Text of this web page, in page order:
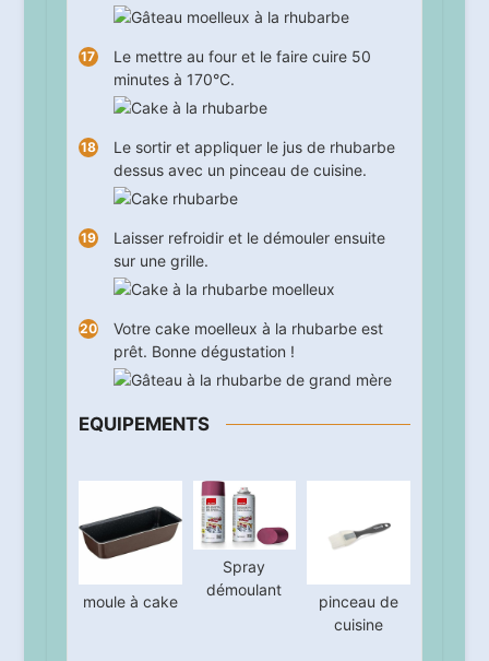
Le mettre au four et le faire cuire 50
minutes à 170°C.
Le sortir et appliquer le jus de rhubarbe
dessus avec un pinceau de cuisine.
Laisser refroidir et le démouler ensuite
sur une grille.
Votre cake moelleux à la rhubarbe est
prêt. Bonne dégustation !
EQUIPEMENTS
moule à cake
Spray
démoulant
pinceau de
cuisine